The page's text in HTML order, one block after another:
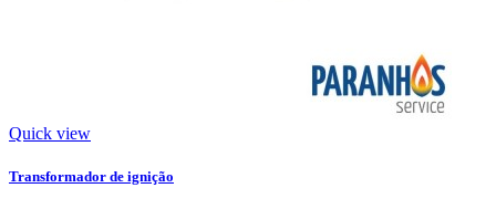
Quick view
Transformador de ignição